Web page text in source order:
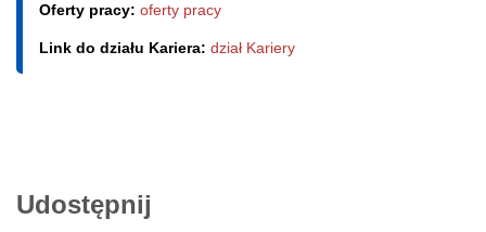
Oferty pracy: oferty pracy
Link do działu Kariera: dział Kariery
Udostępnij